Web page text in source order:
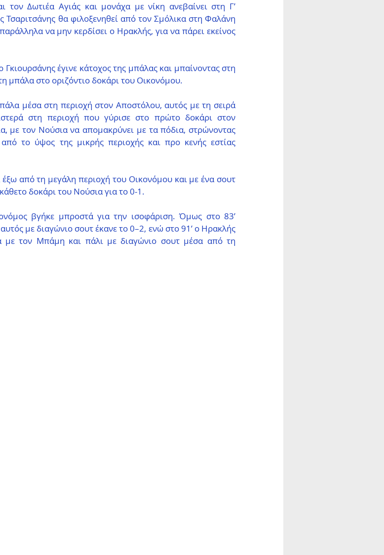
τον Δωτιέα Αγιάς και μονάχα με νίκη ανεβαίνει στη Γ’
Τσαριτσάνης θα φιλοξενηθεί από τον Σμόλικα στη Φαλάνη
να μην κερδίσει ο Ηρακλής, για να πάρει εκείνος
Γκιουρσάνης έγινε κάτοχος της μπάλας και μπαίνοντας στη
μπάλα στο οριζόντιο δοκάρι του Οικονόμου.
μέσα στη περιοχή στον Αποστόλου, αυτός με τη σειρά
στη περιοχή που γύρισε στο πρώτο δοκάρι στον
με τον Νούσια να απομακρύνει με τα πόδια, στρώνοντας
το ύψος της μικρής περιοχής και προ κενής εστίας
από τη μεγάλη περιοχή του Οικονόμου και με ένα σουτ
δοκάρι του Νούσια για το 0-1.
βγήκε μπροστά για την ισοφάριση. Όμως στο 83’
με διαγώνιο σουτ έκανε το 0–2, ενώ στο 91’ ο Ηρακλής
με τον Μπάμη και πάλι με διαγώνιο σουτ μέσα από τη